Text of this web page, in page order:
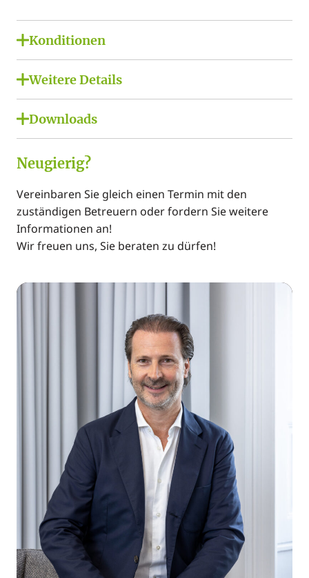
Konditionen
USt. Miete:
Betriebskosten
€ 5.263,23
Nebenkosten
gesamt netto:
USt.
Betriebskosten:
€ 1.052,65
Betriebskosten
€ 6.315,88
Gesamtmiete
Weitere Details
Stadtzentrum
Räume veränderbar
Ausstattung:
DV Verkabelung, Teeküche, Klimaanlage Zentral,
Serverraum, Bodenbelag: Teppichfliesen,
Sonnenschutz aussen
Bus
Downloads
Bürofläche 2. OG, Grundriss Allgemein
Bürofläche 3.OG, Grundriss Allgemein
Neugierig?
Vereinbaren Sie gleich einen Termin mit den
zuständigen Betreuern oder fordern Sie weitere
Informationen an!
Wir freuen uns, Sie beraten zu dürfen!